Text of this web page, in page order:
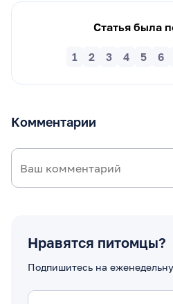
Статья была
6
5
4
3
2
1
Комментарии
Нравятся питомцы?
Подпишитесь на